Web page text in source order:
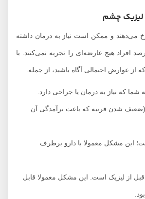
چشم
و ممکن است نیاز به درمان داشته
از 99 درصد افراد هیچ عارضه‌ای را تجربه نمی‌کنند. با
احتمالی آگاه باشید، از جمله:
که نیاز به درمان یا جراحی دارد.
شدن قرنیه که باعث برآمدگی آن
این مشکل معمولا با دارو برطرف
از لیزیک است. این مشکل معمولا قابل